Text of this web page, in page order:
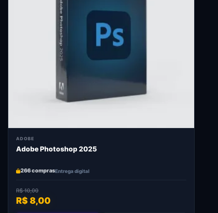
ADOBE
Adobe Photoshop 2025
266 comprasEntrega digital
R$ 10,00
R$ 8,00